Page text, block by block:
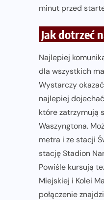
minut przed
Jak dotrzeć
Najlepiej
dla wszystkich
Wystarczy
najlepiej
które zatrzymują
Waszyngtona.
metra i ze stacji
stację Stadion
Powiśle kursują
Miejskiej i Kolei
połączenie